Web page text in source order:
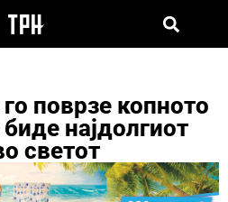
поврзе копното
најдолгиот
светот